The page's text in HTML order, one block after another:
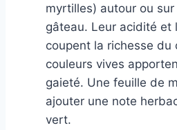
myrtilles) autour ou
gâteau. Leur acidité et
coupent la richesse du
couleurs vives
gaieté. Une feuille de
ajouter une note
vert.